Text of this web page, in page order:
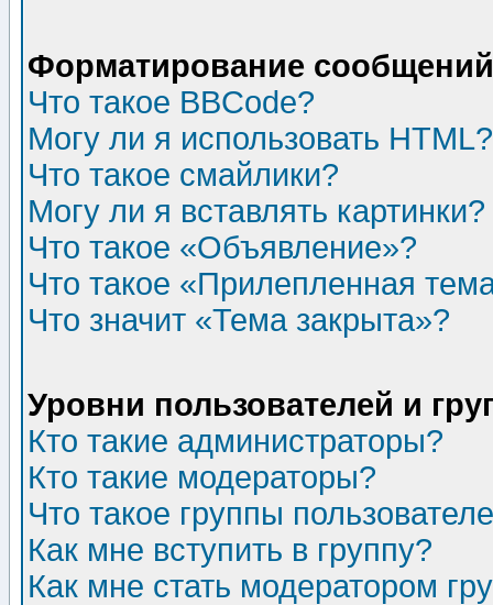
Форматирование
Что такое BBCode?
Могу ли я использовать HTML?
Что такое смайлики?
Могу ли я вставлять картинки?
Что такое «Объявление»?
Что такое «Прилепленная
Что значит «Тема закрыта»?
Уровни пользователей и
Кто такие администраторы?
Кто такие модераторы?
Что такое группы
Как мне вступить в группу?
Как мне стать модератором